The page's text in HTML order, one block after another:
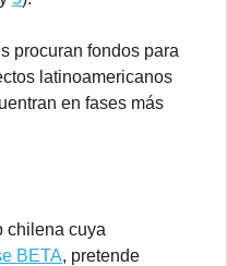
procuran fondos para
latinoamericanos
en fases más
chilena cuya
BETA, pretende